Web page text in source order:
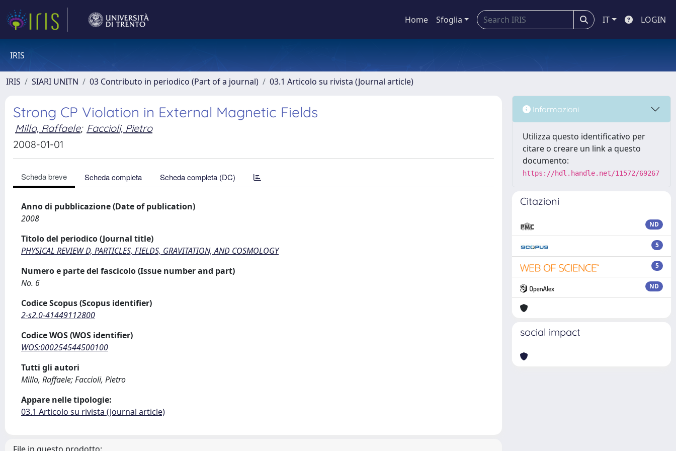
Home Sfoglia IT LOGIN
IRIS
IRIS SIARI UNITN 03 Contributo in periodico (Part of a journal) 03.1 Articolo su rivista (Journal article)
Strong CP Violation in External Magnetic Fields
Millo, Raffaele; Faccioli, Pietro
2008-01-01
Scheda breve Scheda completa Scheda completa (DC)
Anno di pubblicazione (Date of publication)
2008
Titolo del periodico (Journal title)
PHYSICAL REVIEW D, PARTICLES, FIELDS, GRAVITATION, AND COSMOLOGY
Numero e parte del fascicolo (Issue number and part)
No. 6
Codice Scopus (Scopus identifier)
2-s2.0-41449112800
Codice WOS (WOS identifier)
WOS:000254544500100
Tutti gli autori
Millo, Raffaele; Faccioli, Pietro
Appare nelle tipologie:
03.1 Articolo su rivista (Journal article)
Informazioni
Utilizza questo identificativo per
citare o creare un link a questo
documento:
https://hdl.handle.net/11572/69267
Citazioni
ND
5
5
ND
social impact